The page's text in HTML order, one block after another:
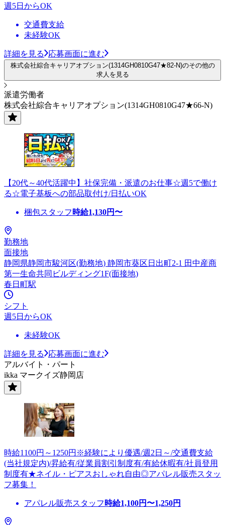
週5日からOK
交通費支給
未経験OK
詳細を見る 応募画面に進む
株式会社綜合キャリアオプション(1314GH0810G47★82-N)のその他の
求人を見る
派遣労働者
株式会社綜合キャリアオプション(1314GH0810G47★66-N)
【20代～40代活躍中】社保完備・派遣のお仕事☆週5で働け
る☆電子基板への部品取付け/日払いOK
梱包スタッフ 時給1,130円〜
勤務地
面接地
静岡県静岡市駿河区(勤務地) 静岡市葵区日出町2-1 田中産商
第一生命共同ビルディング1F(面接地)
春日町駅
シフト
週5日からOK
未経験OK
詳細を見る
応募画面に進む
アルバイト・パート
ikka マークイズ静岡店
時給1100円～1250円※経験により優遇/週2日～/交通費支給
(当社規定内)/昇給有/従業員割引制度有/有給休暇有/社員登用
制度有★ネイル・ピアスおしゃれ自由◎アパレル販売スタッ
フ募集！
アパレル販売スタッフ 時給1,100円〜1,250円